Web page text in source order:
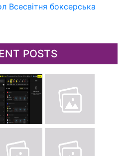
Всесвітня боксерська
POSTS